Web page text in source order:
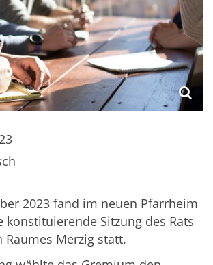
2023 fand im neuen Pfarrheim
konstituierende Sitzung des Rats
Raumes Merzig statt.